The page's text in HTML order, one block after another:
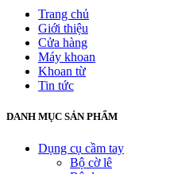
Trang chủ
Giới thiệu
Cửa hàng
Máy khoan
Khoan từ
Tin tức
DANH MỤC SẢN PHẨM
Dụng cụ cầm tay
Bộ cờ lê